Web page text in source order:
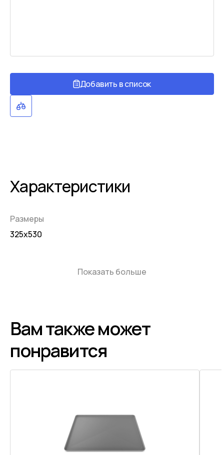
Добавить в список
Характеристики
Размеры
325x530
Показать больше
Вам также может
понравится